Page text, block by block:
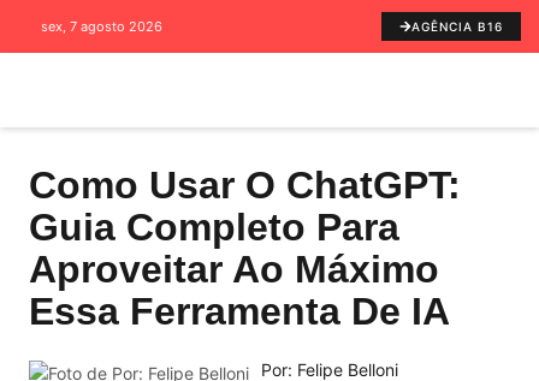
sex, 7 agosto 2026 AGÊNCIA B16
Como Usar O ChatGPT:
Guia Completo Para
Aproveitar Ao Máximo
Essa Ferramenta De IA
Por: Felipe Belloni